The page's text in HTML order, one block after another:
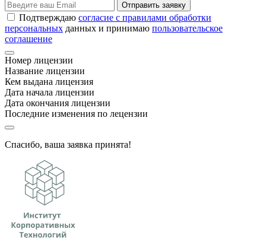
Отправить заявку
Подтверждаю согласие с правилами обработки
персональных данных и принимаю пользовательское
соглашение
Номер лицензии
Название лицензии
Кем выдана лицензия
Дата начала лицензии
Дата окончания лицензии
Последние изменения по лецензии
Спасибо, ваша заявка принята!